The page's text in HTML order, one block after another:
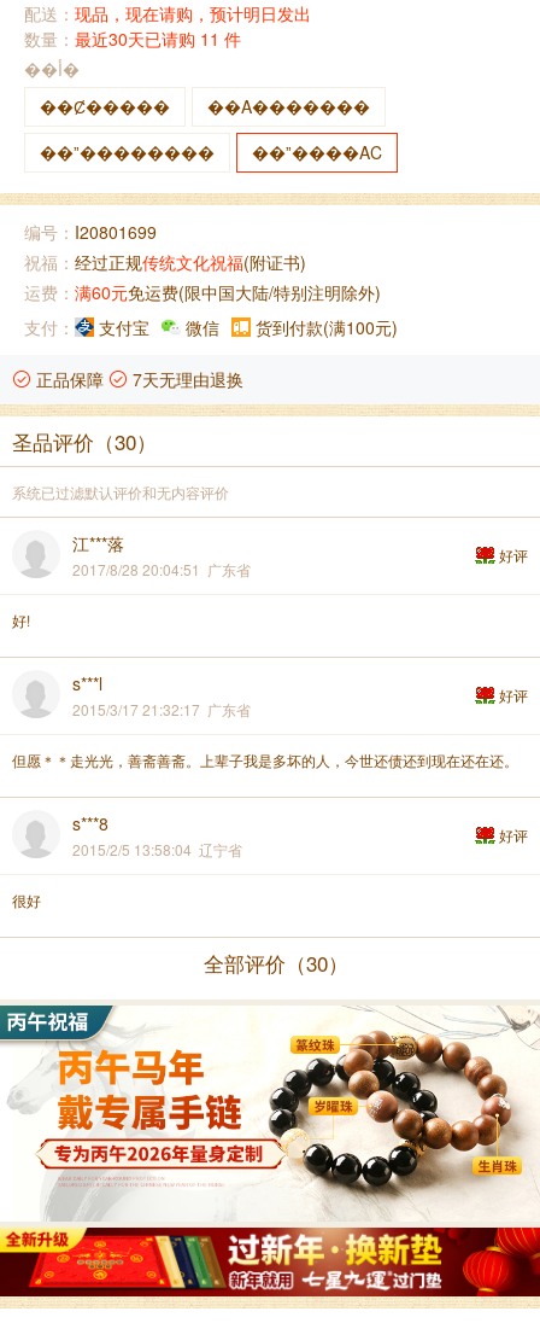
配送： 现品，现在请购，预计明日发出
数量： 最近30天已请购 11 件
��أ�
��Ȼ�����
��Ȧ�������
��ˮ��������
��ˮ����ȦC
编号： I20801699
祝福： 经过正规传统文化祝福(附证书)
运费： 满60元免运费(限中国大陆/特别注明除外)
支付：
支付宝 微信 货到付款(满100元)
正品保障 7天无理由退换
圣品评价（30）
系统已过滤默认评价和无内容评价
江***落
2017/8/28 20:04:51 广东省
好评
好!
s***l
2015/3/17 21:32:17 广东省
好评
但愿＊＊走光光，善斋善斋。上辈子我是多坏的人，今世还债还到现在还在还。
s***8
2015/2/5 13:58:04 辽宁省
好评
很好
全部评价（30）